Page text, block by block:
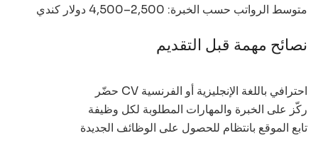
متوسط الرواتب حسب الخبرة: 2,500–4,500 دولار كندي
نصائح مهمة قبل التقديم
حضّر CV احترافي باللغة الإنجليزية أو الفرنسية
ركّز على الخبرة والمهارات المطلوبة لكل وظيفة
تابع الموقع بانتظام للحصول على الوظائف الجديدة